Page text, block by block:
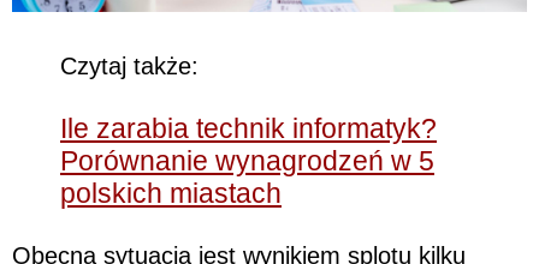
Czytaj także:
Ile zarabia technik informatyk?
Porównanie wynagrodzeń w 5
polskich miastach
Obecna sytuacja jest wynikiem splotu kilku